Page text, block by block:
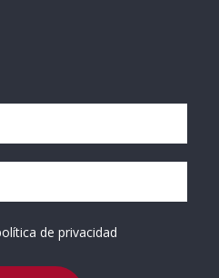
de privacidad